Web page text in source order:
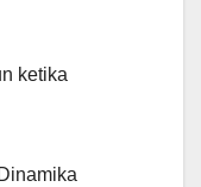
ketika